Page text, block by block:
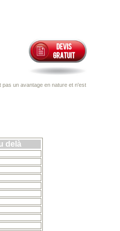
un avantage en nature et n'est
delà